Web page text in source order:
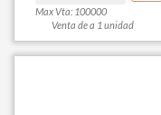
Max Vta: 100000
Venta de a 1 unidad